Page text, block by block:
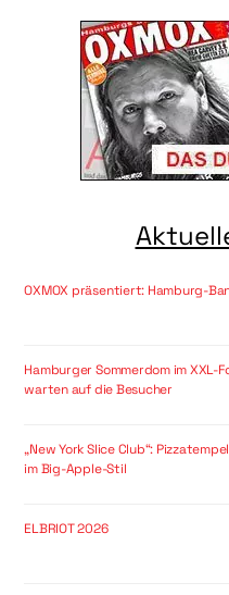
OXMOX präsentiert: Hamburg-
Hamburger Sommerdom im XXL-
warten auf die Besucher
„New York Slice Club“:
im Big-Apple-Stil
ELBRIOT 2026